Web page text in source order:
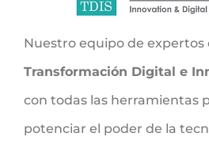
Nuestro equipo de expertos
Transformación Digital e
con todas las herramientas
potenciar el poder de la